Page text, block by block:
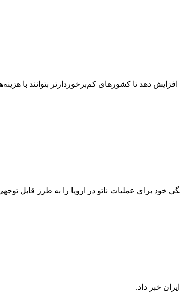
دهد تا کشورهای کم‌برخوردارتر بتوانند با
خود برای عملیات ناتو در اروپا را به طرز قابل
خبر داد.